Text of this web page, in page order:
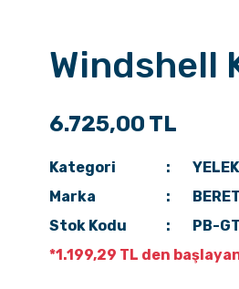
Windshell
6.725,00 TL
Kategori
YELEK
Marka
Stok Kodu
PB-
*1.199,29 TL den